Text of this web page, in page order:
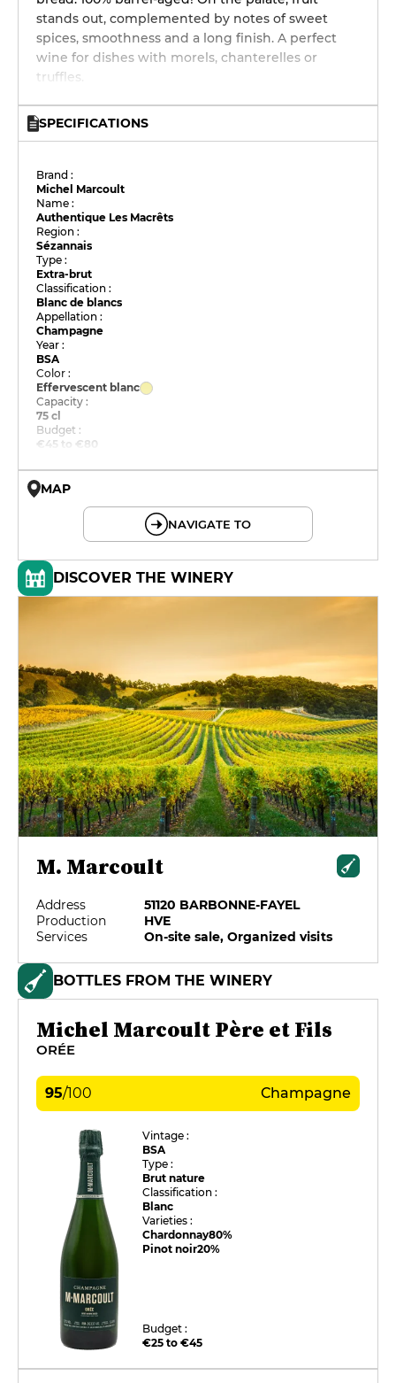
stands out, complemented by notes of sweet
spices, smoothness and a long finish. A perfect
wine for dishes with morels, chanterelles or
truffles.
SPECIFICATIONS
Brand :
Michel Marcoult
Name :
Authentique Les Macrêts
Region :
Sézannais
Type :
Extra-brut
Classification :
Blanc de blancs
Appellation :
Champagne
Year :
BSA
Color :
Effervescent blanc
Capacity :
75 cl
Budget :
€45 to €80
MAP
NAVIGATE TO
DISCOVER THE WINERY
M. Marcoult
Address
51120 BARBONNE-FAYEL
Production
HVE
Services
On-site sale, Organized visits
BOTTLES FROM THE WINERY
Michel Marcoult Père et Fils
ORÉE
95/100 Champagne
Vintage :
BSA
Type :
Brut nature
Classification :
Blanc
Varieties :
Chardonnay80%
Pinot noir20%
Budget :
€25 to €45